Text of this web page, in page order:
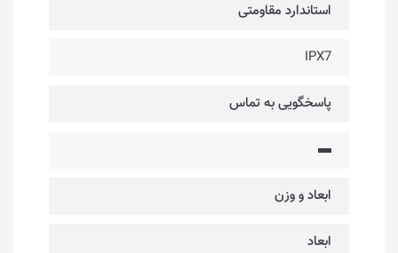
استاندارد مقاومتی
IPX7
پاسخگویی به تماس
▬
ابعاد و وزن
ابعاد